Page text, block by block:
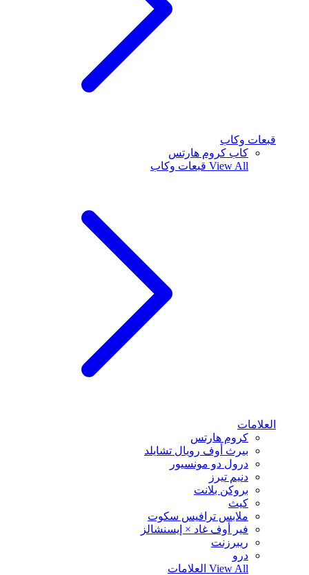
قبعات وكاب
كاب كروم هارتس
View All قبعات وكاب
العلامات
كروم هارتس
بيرث أوف رويال تشايلد
درول دو مونسيور
دنيم تيرز
بروكن بلانت
كيث
ملابس ترافيس سكوت
فير أوف غاد × إيسنشالز
ريبرزنت
درو
View All العلامات